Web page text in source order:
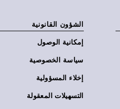
الشؤون القانونية
إمكانية الوصول
سياسة الخصوصية
إخلاء المسؤولية
التسهيلات المعقولة